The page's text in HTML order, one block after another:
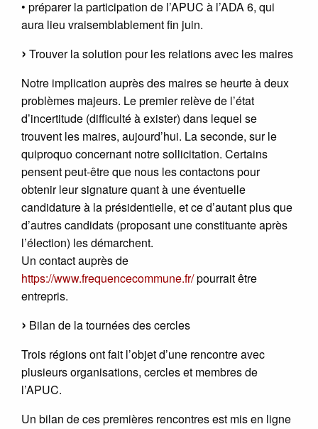
• préparer la participation de l’APUC à l’ADA 6, qui
aura lieu vraisemblablement fin juin.
Trouver la solution pour les relations avec les maires
Notre implication auprès des maires se heurte à deux
problèmes majeurs. Le premier relève de l’état
d’incertitude (difficulté à exister) dans lequel se
trouvent les maires, aujourd’hui. La seconde, sur le
quiproquo concernant notre sollicitation. Certains
pensent peut-être que nous les contactons pour
obtenir leur signature quant à une éventuelle
candidature à la présidentielle, et ce d’autant plus que
d’autres candidats (proposant une constituante après
l’élection) les démarchent.
Un contact auprès de
https://www.frequencecommune.fr/pourrait être
entrepris.
Bilan de la tournées des cercles
Trois régions ont fait l’objet d’une rencontre avec
plusieurs organisations, cercles et membres de
l’APUC.
Un bilan de ces premières rencontres est mis en ligne